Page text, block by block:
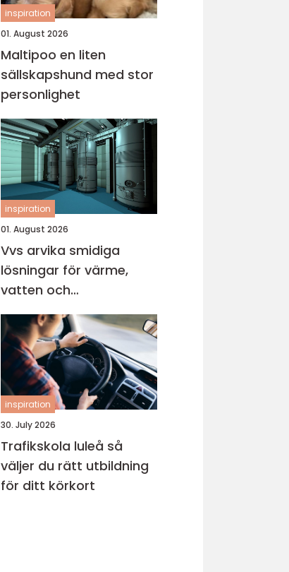
inspiration
01. August 2026
Maltipoo en liten
sällskapshund med stor
personlighet
inspiration
01. August 2026
Vvs arvika smidiga
lösningar för värme,
vatten och
inomhusklimat
inspiration
30. July 2026
Trafikskola luleå så
väljer du rätt utbildning
för ditt körkort